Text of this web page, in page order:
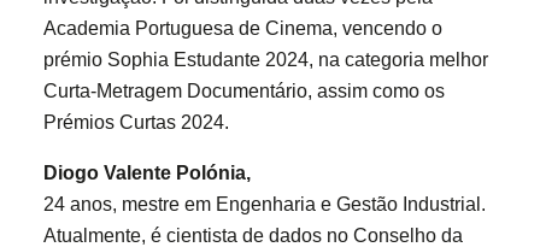
Academia Portuguesa de Cinema, vencendo o
prémio Sophia Estudante 2024, na categoria melhor
Curta-Metragem Documentário, assim como os
Prémios Curtas 2024.
Diogo Valente Polónia,
24 anos, mestre em Engenharia e Gestão Industrial.
Atualmente, é cientista de dados no Conselho da